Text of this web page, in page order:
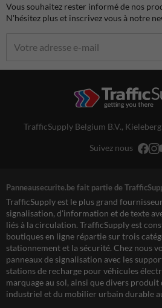
Vous souhaitez rester informé de nos
N'hésitez plus et inscrivez vous à notre
TrafficSupply Belgium B.V.,
Suivez nous
Panneausecurite.be fait partie de
TrafficSupply est le plus grand
signalisation, d'information et de texte
liés à la circulation. TrafficSupply est
boutiques en ligne répartie sur trois
stationnement et la sécurité. Chez nous
panneaux de signalisation avec les
stations de recharge pour véhicules
marquage au sol, ainsi que divers
industriel et du mobilier urbain durable